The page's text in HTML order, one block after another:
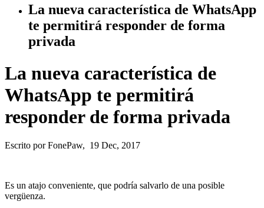
La nueva característica de WhatsApp
te permitirá responder de forma
privada
La nueva característica de
WhatsApp te permitirá
responder de forma privada
Escrito por FonePaw, 19 Dec, 2017
Es un atajo conveniente, que podría salvarlo de una posible
vergüenza.